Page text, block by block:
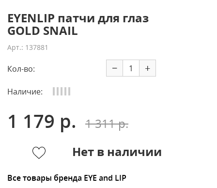
EYENLIP патчи для глаз
GOLD SNAIL
Арт.: 137881
Кол-во: − +
Наличие:
1 179 р.
1 311 р.
Нет в наличии
Все товары бренда EYE and LIP